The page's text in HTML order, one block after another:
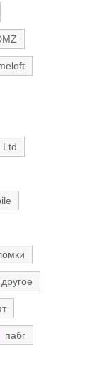
Ltd
другое
пабг